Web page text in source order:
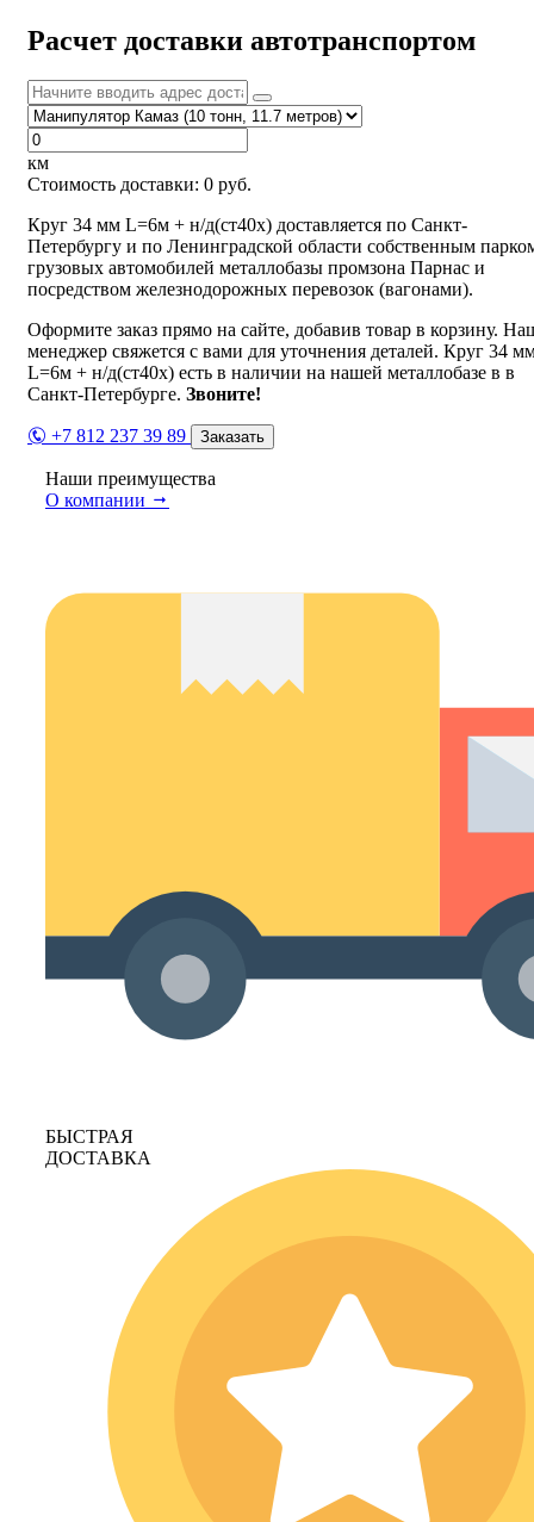
Расчет доставки автотранспортом
км
Стоимость доставки: 0 руб.
Круг 34 мм L=6м + н/д(ст40х) доставляется по Санкт-
Петербургу и по Ленинградской области собственным
грузовых автомобилей металлобазы промзона Парнас и
посредством железнодорожных перевозок (вагонами).
Оформите заказ прямо на сайте, добавив товар в корзину.
менеджер свяжется с вами для уточнения деталей. Круг 34
L=6м + н/д(ст40х) есть в наличии на нашей металлобазе в в
Санкт-Петербурге. Звоните!
+7 812 237 39 89 Заказать
Наши преимущества
О компании
БЫСТРАЯ
ДОСТАВКА